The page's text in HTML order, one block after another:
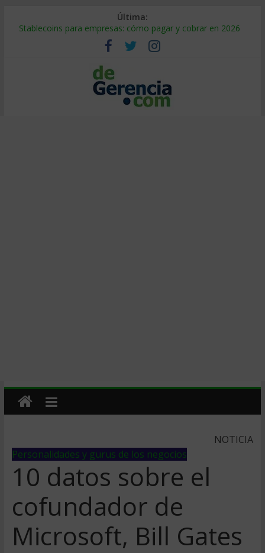
Última:
Stablecoins para empresas: cómo pagar y cobrar en 2026
Despido silencioso: qué es y por qué sale tan caro
IA en selección de personal: cómo auditarla a tiempo
Trabajo forzoso en la cadena de suministro: qué hacer
Mercado hispano de EE. UU.: cómo segmentarlo y venderle
NOTICIA
Personalidades y gurus de los negocios
10 datos sobre el
cofundador de
Microsoft, Bill Gates